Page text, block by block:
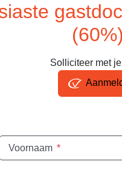
Solliciteer met je
Voornaam *